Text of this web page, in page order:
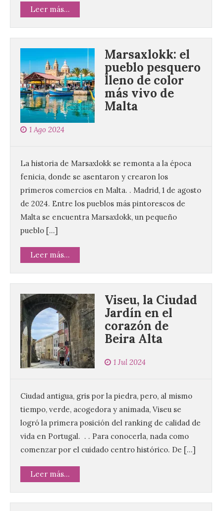
Leer más...
Marsaxlokk: el
pueblo pesquero
lleno de color
más vivo de
Malta
1 Ago 2024
La historia de Marsaxlokk se remonta a la época
fenicia, donde se asentaron y crearon los
primeros comercios en Malta. . Madrid, 1 de agosto
de 2024. Entre los pueblos más pintorescos de
Malta se encuentra Marsaxlokk, un pequeño
pueblo […]
Leer más...
Viseu, la Ciudad
Jardín en el
corazón de
Beira Alta
1 Jul 2024
Ciudad antigua, gris por la piedra, pero, al mismo
tiempo, verde, acogedora y animada, Viseu se
logró la primera posición del ranking de calidad de
vida en Portugal. . . Para conocerla, nada como
comenzar por el cuidado centro histórico. De […]
Leer más...